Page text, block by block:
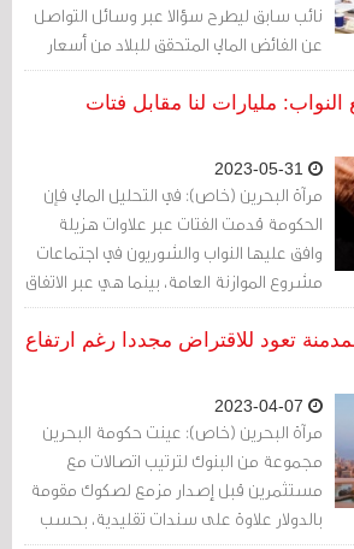
نائب سابق ليطرح سؤالا عبر وسائل التواصل
عن الفائض المالي المتحقق للبلاد من أسعار
النفط المرتفعة.
مليارات لنا مقابل فتات
مرآة البحرين (خاص): في التحليل المالي فإن
الحكومة قدمت الفتات عبر علاوات هزيلة
وافق عليها النواب والشوريون في اجتماعات
مشروع الموازنة العامة، بينما هي عبر الاتفاق
المعلن على الموازنة أخذت مئات الملايين
مضمونة للنهب كموازنات سرية. كيف ذلك؟
تعود للاقتراض مجددا رغم ارتفاع
مرآة البحرين (خاص): عينت حكومة البحرين
مجموعة من البنوك لترتيب اتصالات مع
مستثمرين قبل إصدار مزمع لصكوك مقومة
بالدولار علاوة على سندات تقليدية، بحسب